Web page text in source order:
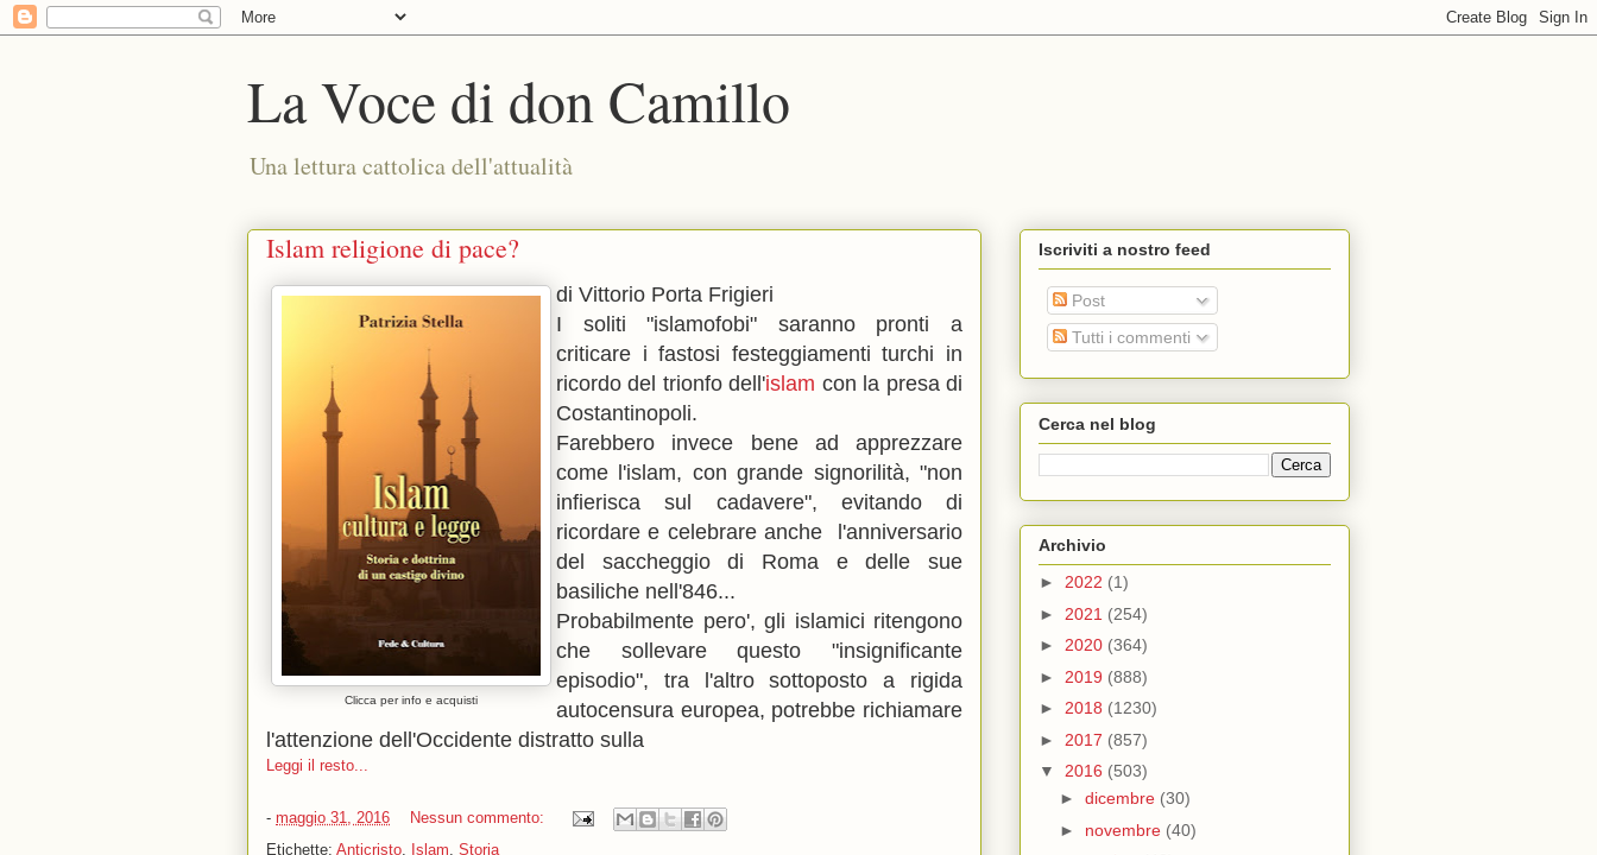
La Voce di don Camillo
Una lettura cattolica dell'attualità
Islam religione di pace?
Clicca per info e acquisti
di Vittorio Porta Frigieri
I soliti "islamofobi" saranno pronti a
criticare i fastosi festeggiamenti turchi in
ricordo del trionfo dell'islam con la presa di
Costantinopoli.
Farebbero invece bene ad apprezzare
come l'islam, con grande signorilità, "non
infierisca sul cadavere", evitando di
ricordare e celebrare anche l'anniversario
del saccheggio di Roma e delle sue
basiliche nell'846...
Probabilmente pero', gli islamici ritengono
che sollevare questo "insignificante
episodio", tra l'altro sottoposto a rigida
autocensura europea, potrebbe richiamare
l'attenzione dell'Occidente distratto sulla
Leggi il resto...
- maggio 31, 2016
Nessun commento:
Etichette: Anticristo, Islam, Storia
Iscriviti a nostro feed
Post
Tutti i commenti
Cerca nel blog
Archivio
► 2022 (1)
► 2021 (254)
► 2020 (364)
► 2019 (888)
► 2018 (1230)
► 2017 (857)
▼ 2016 (503)
► dicembre (30)
► novembre (40)